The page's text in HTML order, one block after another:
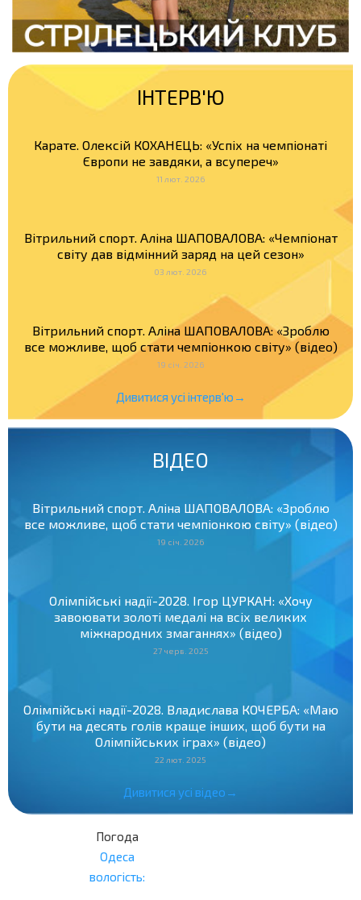
ІНТЕРВ'Ю
Карате. Олексій КОХАНЕЦЬ: «Успіх на чемпіонаті
Європи не завдяки, а всупереч»
11 лют. 2026
Вітрильний спорт. Аліна ШАПОВАЛОВА: «Чемпіонат
світу дав відмінний заряд на цей сезон»
03 лют. 2026
Вітрильний спорт. Аліна ШАПОВАЛОВА: «Зроблю
все можливе, щоб стати чемпіонкою світу» (відео)
19 січ. 2026
Дивитися усі інтерв'ю→
ВІДЕО
Вітрильний спорт. Аліна ШАПОВАЛОВА: «Зроблю
все можливе, щоб стати чемпіонкою світу» (відео)
19 січ. 2026
Олімпійські надії-2028. Ігор ЦУРКАН: «Хочу
завоювати золоті медалі на всіх великих
міжнародних змаганнях» (відео)
27 черв. 2025
Олімпійські надії-2028. Владислава КОЧЕРБА: «Маю
бути на десять голів краще інших, щоб бути на
Олімпійських іграх» (відео)
22 лют. 2025
Дивитися усі відео→
Погода
Одеса
вологість: